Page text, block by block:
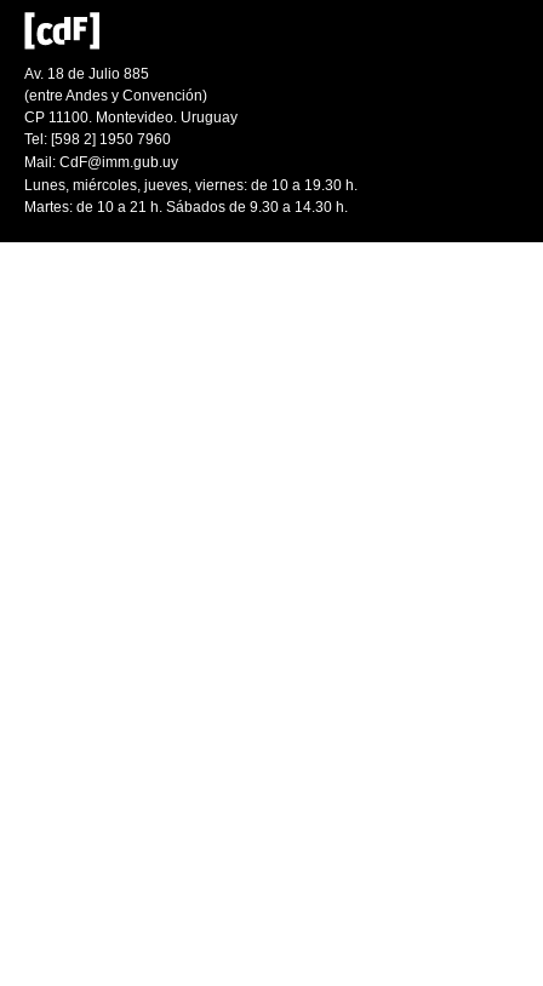
Av. 18 de Julio 885
(entre Andes y Convención)
CP 11100. Montevideo. Uruguay
Tel: [598 2] 1950 7960
Mail: CdF@imm.gub.uy
Lunes, miércoles, jueves, viernes: de 10 a 19.30 h.
Martes: de 10 a 21 h. Sábados de 9.30 a 14.30 h.